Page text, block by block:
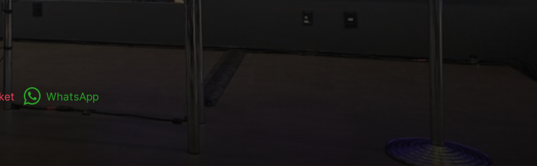
WhatsApp